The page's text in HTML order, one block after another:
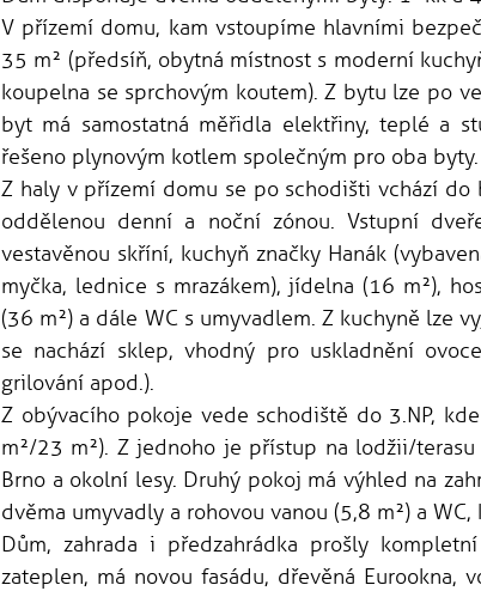
V přízemí domu, kam vstoupíme hlavními
35 m² (předsíň, obytná místnost s moderní
koupelna se sprchovým koutem). Z bytu lze po
byt má samostatná měřidla elektřiny, teplé a
řešeno plynovým kotlem společným pro oba
Z haly v přízemí domu se po schodišti vchází
oddělenou denní a noční zónou. Vstupní
vestavěnou skříní, kuchyň značky Hanák
myčka, lednice s mrazákem), jídelna (16 m²),
(36 m²) a dále WC s umyvadlem. Z kuchyně lze
se nachází sklep, vhodný pro uskladnění
grilování apod.).
Z obývacího pokoje vede schodiště do 3.NP,
m²/23 m²). Z jednoho je přístup na lodžii/
Brno a okolní lesy. Druhý pokoj má výhled na
dvěma umyvadly a rohovou vanou (5,8 m²) a
Dům, zahrada i předzahrádka prošly
zateplen, má novou fasádu, dřevěná